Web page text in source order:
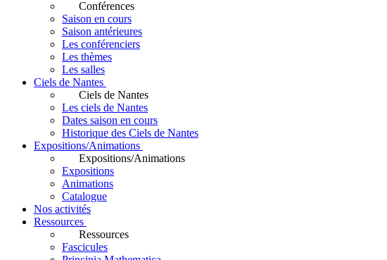
Conférences
Saison en cours
Saison antérieures
Les conférenciers
Les thèmes
Les salles
Ciels de Nantes
Ciels de Nantes
Les ciels de Nantes
Dates saison en cours
Historique des Ciels de Nantes
Expositions/Animations
Expositions/Animations
Expositions
Animations
Catalogue
Nos activités
Ressources
Ressources
Fascicules